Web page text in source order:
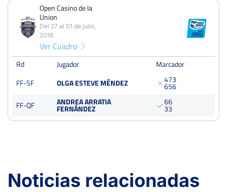
PERDIDOSPARTIDOS
1
PERDIDOS
2 5 3
JUEGOS
23 49 26
Open Casino de la
Union
Del 27 al 01 de julio,
2018
Ver Cuadro
Rd Jugador
Marcador
FF-SF
OLGA ESTEVE MÉNDEZ 4
6
7
5
3
6
FF-QF
ANDREA ARRATIA
FERNÁNDEZ
6
3
6
3
Noticias relacionadas